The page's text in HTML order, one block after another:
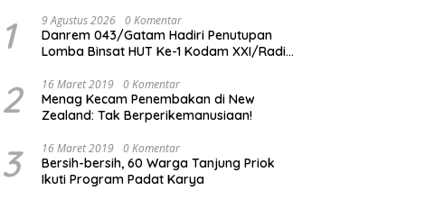
1 9 Agustus 2026 0 Komentar
Danrem 043/Gatam Hadiri Penutupan
Lomba Binsat HUT Ke-1 Kodam XXI/Radin
2 16 Maret 2019 0 Komentar
Menag Kecam Penembakan di New
Zealand: Tak Berperikemanusiaan!
3 16 Maret 2019 0 Komentar
Bersih-bersih, 60 Warga Tanjung Priok
Ikuti Program Padat Karya